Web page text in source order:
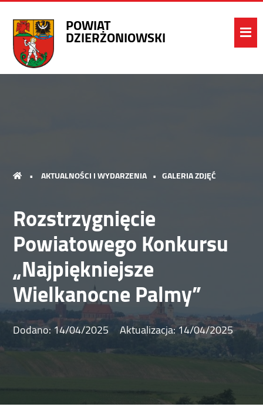
POWIAT
DZIERŻONIOWSKI
• AKTUALNOŚCI I WYDARZENIA • GALERIA ZDJĘĆ
Rozstrzygnięcie
Powiatowego Konkursu
„Najpiękniejsze
Wielkanocne Palmy”
Dodano: 14/04/2025 Aktualizacja:14/04/2025